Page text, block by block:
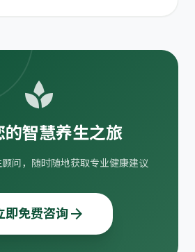
spa
的智慧养生之旅
问，随时随地获取专业健康建议
即免费咨询arrow_forward